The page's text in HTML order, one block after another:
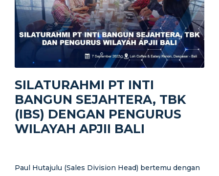
LOGIN
SILATURAHMI PT INTI
BANGUN SEJAHTERA, TBK
(IBS) DENGAN PENGURUS
WILAYAH APJII BALI
Paul Hutajulu (Sales Division Head) bertemu dengan